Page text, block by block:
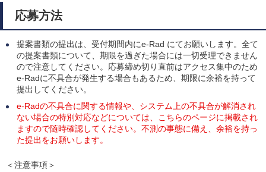
応募方法
提案書類の提出は、受付期間内にe-Rad にてお願いします。全て
の提案書類について、期限を過ぎた場合には一切受理できません
ので注意してください。応募締め切り直前はアクセス集中のため
e-Radに不具合が発生する場合もあるため、期限に余裕を持って
提出してください。
e-Radの不具合に関する情報や、システム上の不具合が解消され
ない場合の特別対応などについては、こちらのページに掲載され
ますので随時確認してください。不測の事態に備え、余裕を持っ
た提出をお願いします。
＜注意事項＞